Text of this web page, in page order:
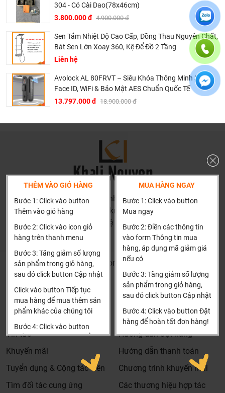
304 - Có Cài Dao(78x46cm)
3.800.000 đ 4.900.000 đ
Sen Tắm Nhiệt Độ Cao Cấp, Đồng Thau Nguyên Chất,
Bát Sen Lớn Xoay 360, Kệ Để Đồ 2 Tầng
Liên hệ
Avolock AL 80FRVT – Siêu Khóa Thông Minh 3D
Face ID, WiFi & Bảo Mật AES Chuẩn Quốc Tế
13.797.000 đ 18.900.000 đ
THÊM VÀO GIỎ HÀNG
Bước 1: Click vào button
Thêm vào giỏ hàng
Bước 2: Click vào icon giỏ
hàng trên thanh menu
Bước 3: Tăng giảm số lượng
sản phẩm trong giỏ hàng,
sau đó click button Cập nhật
Click vào button Tiếp tục
mua hàng để mua thêm sản
phẩm khác của chúng tôi
Bước 4: Click vào button
Tiến hành thanh toán để
thanh toán đơn hàng của
Xin cảm ơn khách hàng!!!
MUA HÀNG NGAY
Bước 1: Click vào button
Mua ngay
Bước 2: Điền các thông tin
vào form Thông tin mua
hàng, áp dụng mã giảm giá
nếu có
Bước 3: Tăng giảm số lượng
sản phẩm trong giỏ hàng,
sau đó click button Cập nhật
Bước 4: Click vào button Đặt
hàng để hoàn tất đơn hàng!
Xin cảm ơn khách hàng!!!
HN: số 160 đường Văn Minh, Di Trạch, Hoài Đức, Hà Nội
(Cách đại học công nghiệp 1 km)
HCM và các tỉnh khác: Liên hệ hotline để được hướng dẫn
đặt hàng
Khalinguyen.vn@gmail.com
0904501766
Thông tin
Tìm đại lý & Hợp tác
Tin tức
Khuyến mãi
Tuyển dụng & Cộng tác viên
Tìm đối tác cung ứng
Thông tin thêm
Hướng dẫn mua hàng
Hướng dẫn đặt hàng
Hướng dẫn thanh toán
Chương trình khuyến mãi
Các thương hiệu hợp tác